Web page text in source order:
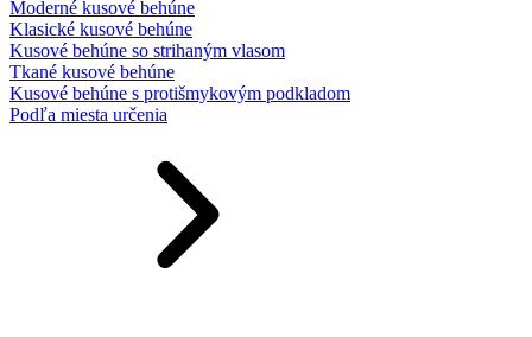
Moderné kusové behúne
Klasické kusové behúne
Kusové behúne so strihaným vlasom
Tkané kusové behúne
Kusové behúne s protišmykovým podkladom
Podľa miesta určenia